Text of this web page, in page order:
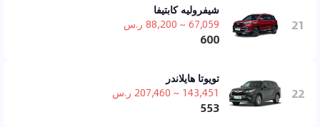
21
شيفروليه كابتيفا
67,059 ~ 88,200 ر.س
600
22
تويوتا هايلاندر
143,451 ~ 207,460 ر.س
553